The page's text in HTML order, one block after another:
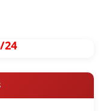
24